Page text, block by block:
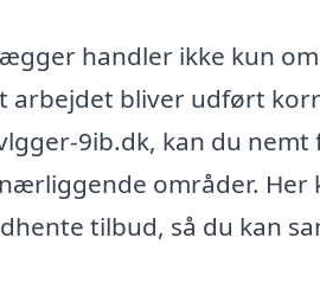
handler ikke kun
arbejdet bliver udført
9ib.dk, kan du
områder.
tilbud, så du kan